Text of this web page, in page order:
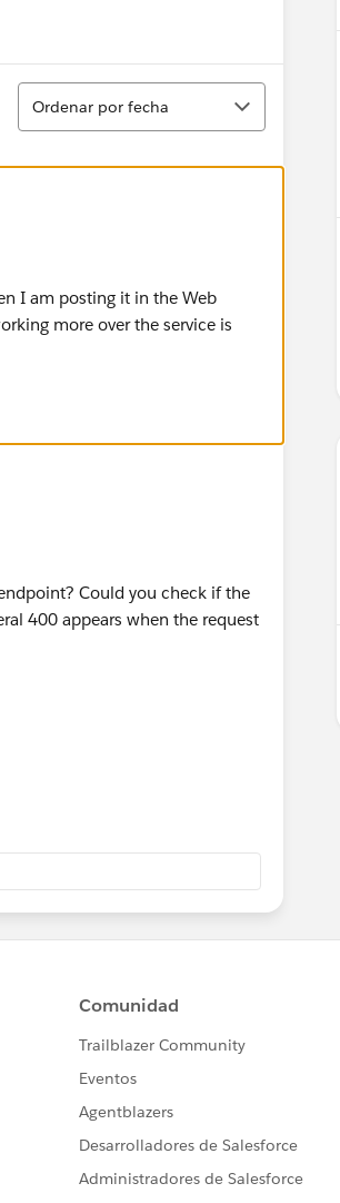
Ordenar
Ordenar por fecha
I am posting it in the Web
more over the service is
Could you check if the
400 appears when the request